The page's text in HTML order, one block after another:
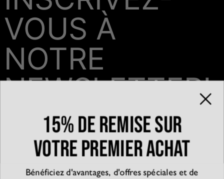
VOUS À
NOTRE
NEWSLETTER!
QUI SOMMES-NOUS?
15% de remise sur
votre premier achat
Bénéficiez d'avantages, d'offres spéciales et de